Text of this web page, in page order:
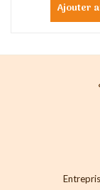
Ajouter